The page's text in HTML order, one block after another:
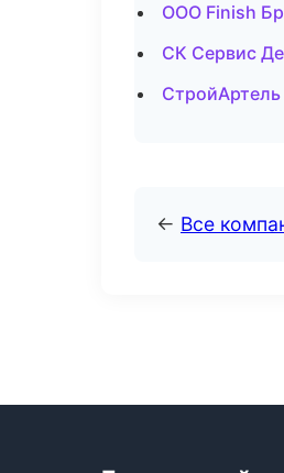
ООО Finish
СК Сервис
← Все